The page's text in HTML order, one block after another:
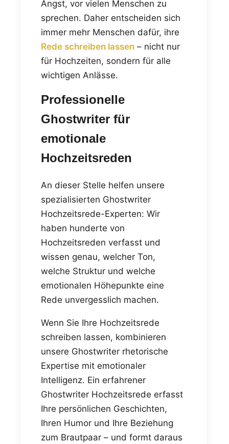
Angst, vor vielen Menschen zu
sprechen. Daher entscheiden sich
immer mehr Menschen dafür, ihre
Rede schreiben lassen – nicht nur
für Hochzeiten, sondern für alle
wichtigen Anlässe.
Professionelle
Ghostwriter für
emotionale
Hochzeitsreden
An dieser Stelle helfen unsere
spezialisierten Ghostwriter
Hochzeitsrede-Experten: Wir
haben hunderte von
Hochzeitsreden verfasst und
wissen genau, welcher Ton,
welche Struktur und welche
emotionalen Höhepunkte eine
Rede unvergesslich machen.
Wenn Sie Ihre Hochzeitsrede
schreiben lassen, kombinieren
unsere Ghostwriter rhetorische
Expertise mit emotionaler
Intelligenz. Ein erfahrener
Ghostwriter Hochzeitsrede erfasst
Ihre persönlichen Geschichten,
Ihren Humor und Ihre Beziehung
zum Brautpaar – und formt daraus